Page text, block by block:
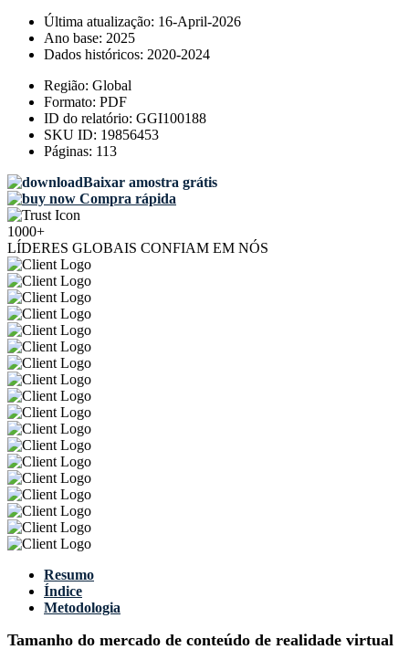
Última atualização: 16-April-2026
Ano base: 2025
Dados históricos: 2020-2024
Região: Global
Formato: PDF
ID do relatório: GGI100188
SKU ID: 19856453
Páginas: 113
Baixar amostra grátis
Compra rápida
1000+
LÍDERES GLOBAIS CONFIAM EM NÓS
Resumo
Índice
Metodologia
Tamanho do mercado de conteúdo de realidade virtual